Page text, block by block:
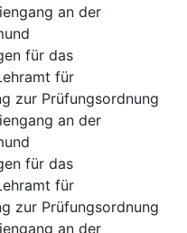
an der
für das
für
zur Prüfungsordnung
an der
für das
für
zur Prüfungsordnung
an der